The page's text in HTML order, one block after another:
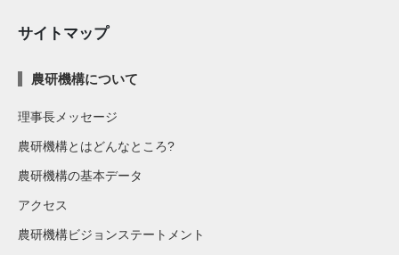
サイトマップ
農研機構について
理事長メッセージ
農研機構とはどんなところ?
農研機構の基本データ
アクセス
農研機構ビジョンステートメント